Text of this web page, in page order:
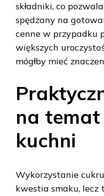
składniki, co
spędzany na
cenne w przypadku
większych
mógłby mieć
na
kuchni
Wykorzystanie
kwestia smaku, lecz